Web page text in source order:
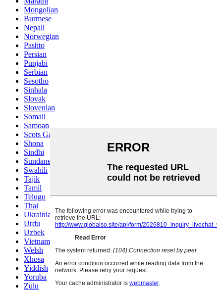
Mongolian
Burmese
Nepali
Norwegian
Pashto
Persian
Punjabi
Serbian
Sesotho
Sinhala
Slovak
Slovenian
Somali
Samoan
Scots Gaelic
Shona
Sindhi
Sundanese
Swahili
Tajik
Tamil
Telugu
Thai
Ukrainian
Urdu
Uzbek
Vietnamese
Welsh
Xhosa
Yiddish
Yoruba
Zulu